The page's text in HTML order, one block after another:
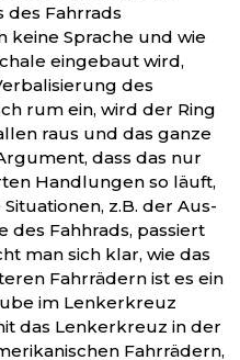
Fahrrads
keine Sprache und wie
eingebaut wird,
des
rum ein, wird der Ring
raus und das ganze
dass das nur
Handlungen so läuft,
z.B. der Aus-
des Fahhrads, passiert
man sich klar, wie das
Fahrrädern ist es ein
im Lenkerkreuz
das Lenkerkreuz in der
Fahrrädern,